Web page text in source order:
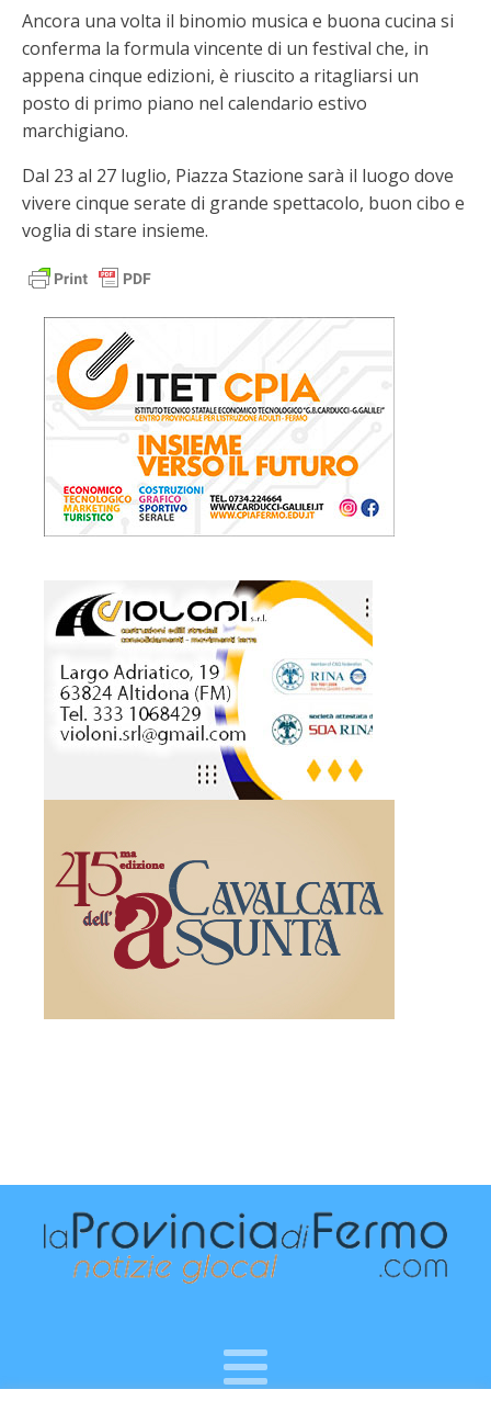
Ancora una volta il binomio musica e buona cucina si
conferma la formula vincente di un festival che, in
appena cinque edizioni, è riuscito a ritagliarsi un
posto di primo piano nel calendario estivo
marchigiano.
Dal 23 al 27 luglio, Piazza Stazione sarà il luogo dove
vivere cinque serate di grande spettacolo, buon cibo e
voglia di stare insieme.